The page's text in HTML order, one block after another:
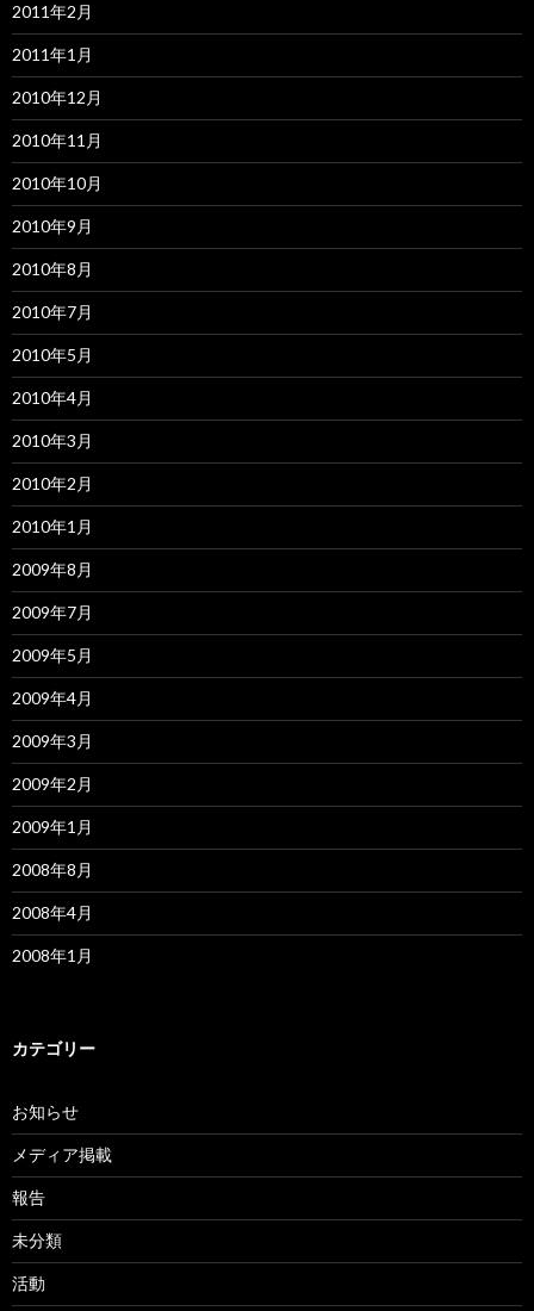
2011年2月
2011年1月
2010年12月
2010年11月
2010年10月
2010年9月
2010年8月
2010年7月
2010年5月
2010年4月
2010年3月
2010年2月
2010年1月
2009年8月
2009年7月
2009年5月
2009年4月
2009年3月
2009年2月
2009年1月
2008年8月
2008年4月
2008年1月
カテゴリー
お知らせ
メディア掲載
報告
未分類
活動